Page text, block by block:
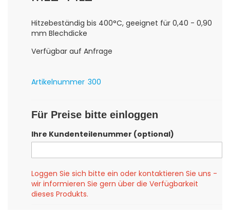
Hitzebeständig bis 400°C, geeignet für 0,40 - 0,90
mm Blechdicke
Verfügbar auf Anfrage
Artikelnummer 300
Für Preise bitte einloggen
Ihre Kundenteilenummer (optional)
Loggen Sie sich bitte ein oder kontaktieren Sie uns -
wir informieren Sie gern über die Verfügbarkeit
dieses Produkts.